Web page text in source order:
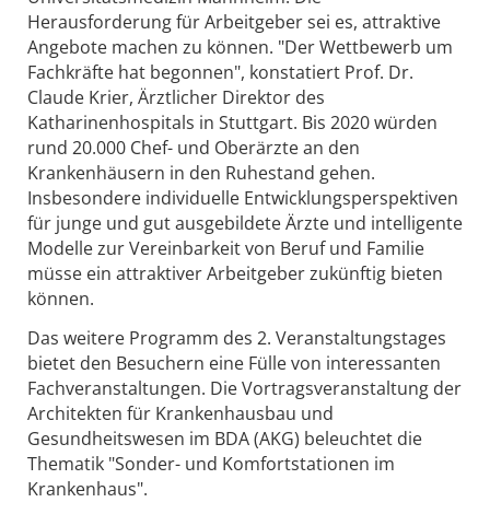
Herausforderung für Arbeitgeber sei es, attraktive
Angebote machen zu können. "Der Wettbewerb um
Fachkräfte hat begonnen", konstatiert Prof. Dr.
Claude Krier, Ärztlicher Direktor des
Katharinenhospitals in Stuttgart. Bis 2020 würden
rund 20.000 Chef- und Oberärzte an den
Krankenhäusern in den Ruhestand gehen.
Insbesondere individuelle Entwicklungsperspektiven
für junge und gut ausgebildete Ärzte und intelligente
Modelle zur Vereinbarkeit von Beruf und Familie
müsse ein attraktiver Arbeitgeber zukünftig bieten
können.
Das weitere Programm des 2. Veranstaltungstages
bietet den Besuchern eine Fülle von interessanten
Fachveranstaltungen. Die Vortragsveranstaltung der
Architekten für Krankenhausbau und
Gesundheitswesen im BDA (AKG) beleuchtet die
Thematik "Sonder- und Komfortstationen im
Krankenhaus".